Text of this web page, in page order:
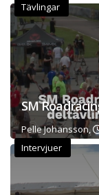
Tävlingar
SM
Pelle Johansson,
Intervjuer